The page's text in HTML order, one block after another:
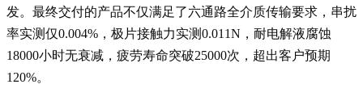
发。最终交付的产品不仅满足了六通路全介质传输要求，串扰
率实测仅0.004%，极片接触力实测0.011N，耐电解液腐蚀
18000小时无衰减，疲劳寿命突破25000次，超出客户预期
120%。